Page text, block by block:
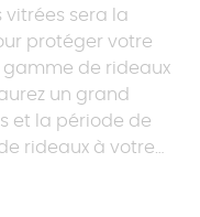
vitrées sera la
protéger votre
gamme de rideaux
un grand
et la période de
rideaux à votre
brise-bises ou